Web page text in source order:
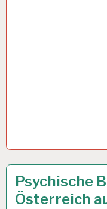
6.URLAUBSWOCHE
EUGH…
Psychische
Österreich
7 AUG. 2024